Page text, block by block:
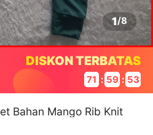
1/8
DISKON TERBATAS
71 : 59 : 53
Bahan Mango Rib Knit